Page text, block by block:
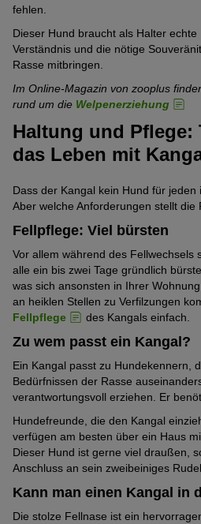
fehlen.
Dieser Hund braucht als Halter echte
Verständnis und die nötige
Rasse mitbringen.
Im Online-Magazin von zooplus
rund um die Welpenerziehung
Haltung und Pflege:
das Leben mit
Dass der Kangal kein Hund für
Aber welche Anforderungen stellt die
Fellpflege: Viel bürsten
Vor allem während des Fellwechsels
alle ein bis zwei Tage gründlich
was sich ansonsten in Ihrer
an heiklen Stellen zu Verfilzungen
Fellpflege
des Kangals einfach.
Zu wem passt ein Kangal?
Ein Kangal passt zu Hundekennern,
Bedürfnissen der Rasse
verantwortungsvoll erziehen. Er
Hundefreunde, die den Kangal
verfügen am besten über ein Haus
Dieser Hund ist gerne viel draußen,
Anschluss an sein zweibeiniges
Kann man einen Kangal in
Die stolze Fellnase ist ein